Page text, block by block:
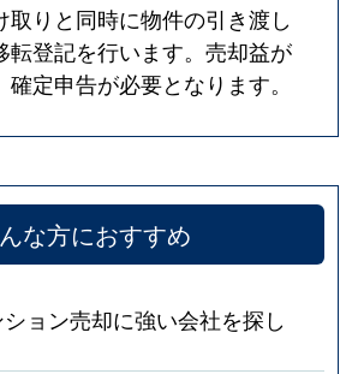
取りと同時に物件の引き渡し
転登記を行います。売却益が
定申告が必要となります。
な方におすすめ
ョン売却に強い会社を探し